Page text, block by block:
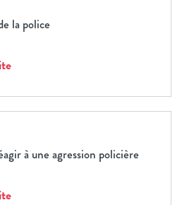
la police
à une agression policière